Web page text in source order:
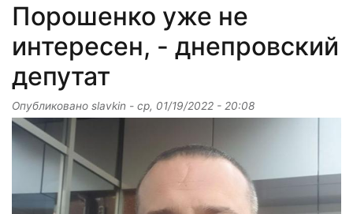
Порошенко уже не
интересен, - днепровский
депутат
Опубликовано slavkin - ср, 01/19/2022 - 20:08